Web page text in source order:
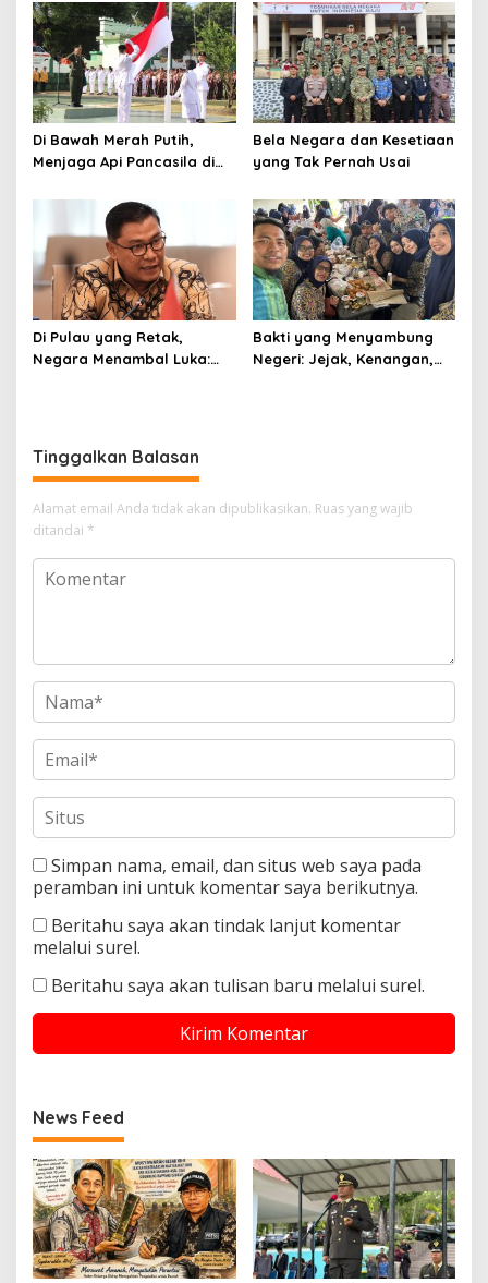
Meneguhkan Pengabdian
untuk Daerah
Bangsa
Di Bawah Merah Putih,
Menjaga Api Pancasila di
Bela Negara dan Kesetiaan
yang Tak Pernah Usai
Di Pulau yang Retak,
Negara Menambal Luka:
Bakti yang Menyambung
Negeri: Jejak, Kenangan,
Tinggalkan Balasan
Alamat email Anda tidak akan dipublikasikan. Ruas yang wajib
ditandai *
Simpan nama, email, dan situs web saya pada
peramban ini untuk komentar saya berikutnya.
Beritahu saya akan tindak lanjut komentar
melalui surel.
Beritahu saya akan tulisan baru melalui surel.
News Feed